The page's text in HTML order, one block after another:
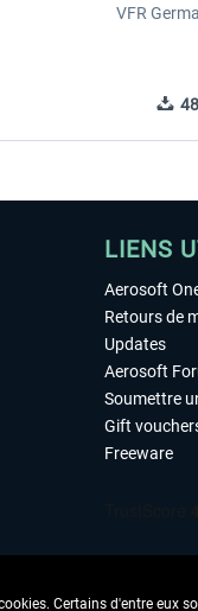
VFR
LIENS
Aerosoft
Retours de
Updates
Aerosoft
Soumettre
Gift
Freeware
Certains d'entre eux